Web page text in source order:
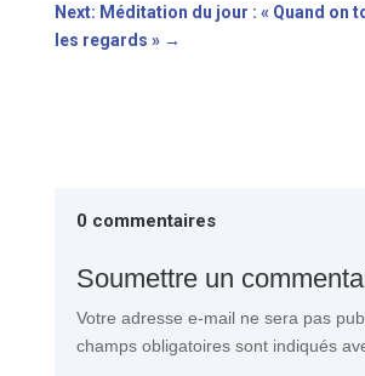
Next: Méditation du jour : « Quand on
les regards »→
0 commentaires
Soumettre un
Votre adresse e-mail ne sera pas
champs obligatoires sont indiqués